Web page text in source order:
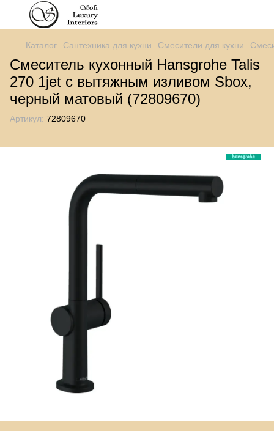
Каталог Сантехника для кухни Смесители для кухни
Смеситель кухонный Hansgrohe Talis
270 1jet с вытяжным изливом Sbox,
черный матовый (72809670)
Артикул: 72809670